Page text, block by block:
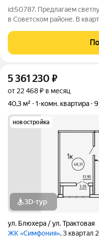
id:50787. Предлагаем
в Советском районе. В
квадратную форму. Стены
двор. Комната светлая и
5 361 230 ₽
от 22 468 ₽ в месяц
40,3 м²
1-комн. квартира 9
новостройка
3D-тур
ул. Блюхера / ул. Трактовая
ЖК «Симфония», 3 квартал